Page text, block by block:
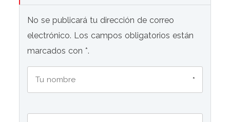
No se publicará tu dirección de correo
electrónico. Los campos obligatorios están
marcados con *.
*